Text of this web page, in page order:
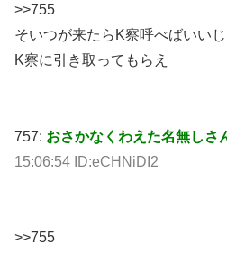
>>755
そいつが来たらK察呼べばいい
K察に引き取ってもらえ
757: おさかなくわえた名無しさ
15:06:54 ID:eCHNiDI2
>>755